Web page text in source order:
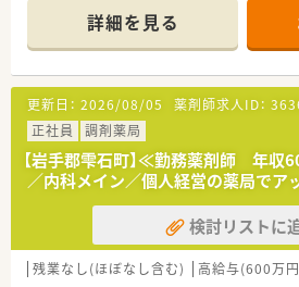
です♪
詳細を見る
更新日： 2026/08/05 薬剤師求人ID：
正社員
調剤薬局
【岩手郡雫石町】≪勤務薬剤師 年収
／内科メイン／個人経営の薬局でア
検討リストに
残業なし(ほぼなし含む) 高給与(600万